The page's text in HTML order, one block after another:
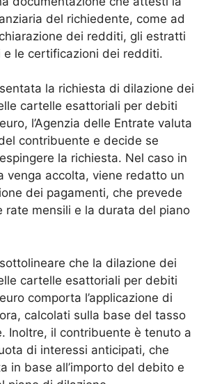
del richiedente, come ad
dei redditi, gli estratti
e le certificazioni dei redditi.
la richiesta di dilazione dei
cartelle esattoriali per debiti
l’Agenzia delle Entrate valuta
contribuente e decide se
la richiesta. Nel caso in
venga accolta, viene redatto un
dei pagamenti, che prevede
rate mensili e la durata del piano
che la dilazione dei
cartelle esattoriali per debiti
comporta l’applicazione di
calcolati sulla base del tasso
Inoltre, il contribuente è tenuto a
di interessi anticipati, che
in base all’importo del debito e